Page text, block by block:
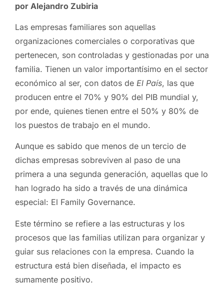
por Alejandro Zubiria
Las empresas familiares son aquellas
organizaciones comerciales o corporativas que
pertenecen, son controladas y gestionadas por una
familia. Tienen un valor importantísimo en el sector
económico al ser, con datos de El País, las que
producen entre el 70% y 90% del PIB mundial y,
por ende, quienes tienen entre el 50% y 80% de
los puestos de trabajo en el mundo.
Aunque es sabido que menos de un tercio de
dichas empresas sobreviven al paso de una
primera a una segunda generación, aquellas que lo
han logrado ha sido a través de una dinámica
especial: El Family Governance.
Este término se refiere a las estructuras y los
procesos que las familias utilizan para organizar y
guiar sus relaciones con la empresa. Cuando la
estructura está bien diseñada, el impacto es
sumamente positivo.